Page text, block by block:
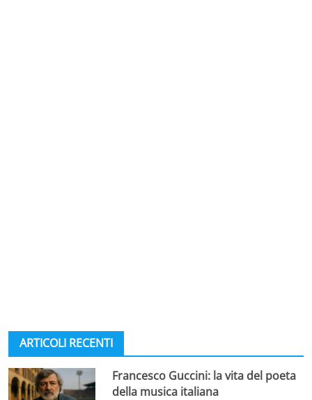
ARTICOLI RECENTI
Francesco Guccini: la vita del poeta
della musica italiana